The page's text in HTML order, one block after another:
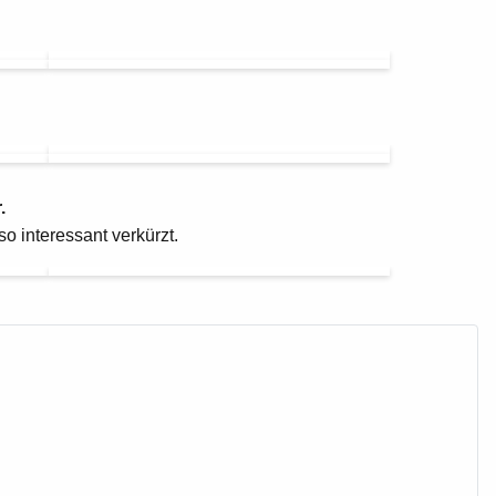
interessant verkürzt.